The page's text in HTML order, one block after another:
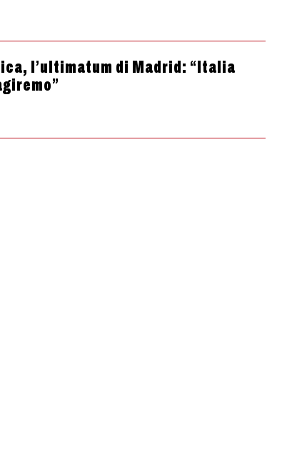
l’ultimatum di Madrid: “Italia